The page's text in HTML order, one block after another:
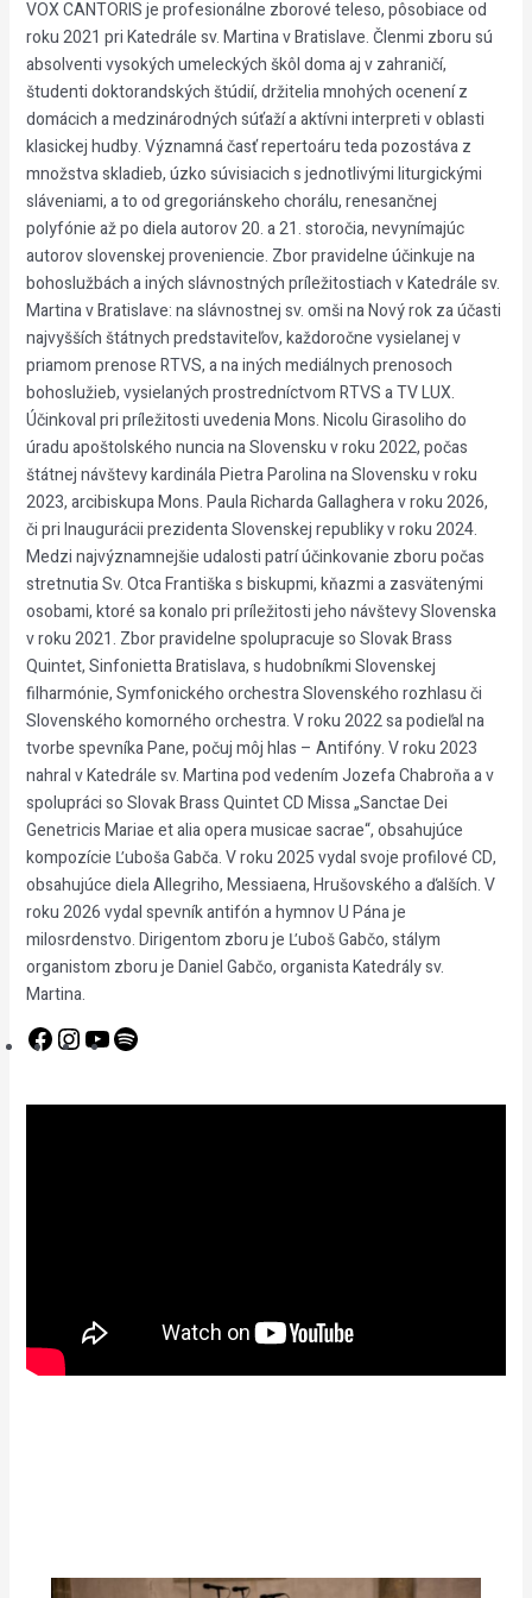
VOX CANTORIS je profesionálne zborové teleso, pôsobiace od
roku 2021 pri Katedrále sv. Martina v Bratislave. Členmi zboru sú
absolventi vysokých umeleckých škôl doma aj v zahraničí,
študenti doktorandských štúdií, držitelia mnohých ocenení z
domácich a medzinárodných súťaží a aktívni interpreti v oblasti
klasickej hudby. Významná časť repertoáru teda pozostáva z
množstva skladieb, úzko súvisiacich s jednotlivými liturgickými
sláveniami, a to od gregoriánskeho chorálu, renesančnej
polyfónie až po diela autorov 20. a 21. storočia, nevynímajúc
autorov slovenskej proveniencie. Zbor pravidelne účinkuje na
bohoslužbách a iných slávnostných príležitostiach v Katedrále sv.
Martina v Bratislave: na slávnostnej sv. omši na Nový rok za účasti
najvyšších štátnych predstaviteľov, každoročne vysielanej v
priamom prenose RTVS, a na iných mediálnych prenosoch
bohoslužieb, vysielaných prostredníctvom RTVS a TV LUX.
Účinkoval pri príležitosti uvedenia Mons. Nicolu Girasoliho do
úradu apoštolského nuncia na Slovensku v roku 2022, počas
štátnej návštevy kardinála Pietra Parolina na Slovensku v roku
2023, arcibiskupa Mons. Paula Richarda Gallaghera v roku 2026,
či pri Inaugurácii prezidenta Slovenskej republiky v roku 2024.
Medzi najvýznamnejšie udalosti patrí účinkovanie zboru počas
stretnutia Sv. Otca Františka s biskupmi, kňazmi a zasvätenými
osobami, ktoré sa konalo pri príležitosti jeho návštevy Slovenska
v roku 2021. Zbor pravidelne spolupracuje so Slovak Brass
Quintet, Sinfonietta Bratislava, s hudobníkmi Slovenskej
filharmónie, Symfonického orchestra Slovenského rozhlasu či
Slovenského komorného orchestra. V roku 2022 sa podieľal na
tvorbe spevníka Pane, počuj môj hlas – Antifóny. V roku 2023
nahral v Katedrále sv. Martina pod vedením Jozefa Chabroňa a v
spolupráci so Slovak Brass Quintet CD Missa „Sanctae Dei
Genetricis Mariae et alia opera musicae sacrae“, obsahujúce
kompozície Ľuboša Gabča. V roku 2025 vydal svoje profilové CD,
obsahujúce diela Allegriho, Messiaena, Hrušovského a ďalších. V
roku 2026 vydal spevník antifón a hymnov U Pána je
milosrdenstvo. Dirigentom zboru je Ľuboš Gabčo, stálym
organistom zboru je Daniel Gabčo, organista Katedrály sv.
Martina.